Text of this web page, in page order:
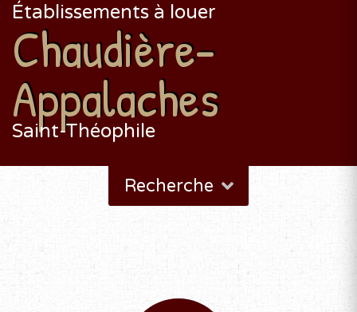
Établissements à louer
Chaudière-
Appalaches
Saint-Théophile
Recherche